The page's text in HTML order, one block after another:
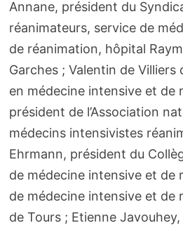
Annane, président du
réanimateurs, service de
de réanimation, hôpital
Garches ; Valentin de Villiers
en médecine intensive et de
président de l’Association
médecins intensivistes
Ehrmann, président du
de médecine intensive et de
de médecine intensive et de
de Tours ; Etienne